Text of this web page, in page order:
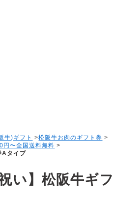
牛)ギフト >松阪牛お肉のギフト券 >
円〜全国送料無料 >
Aタイプ
い】松阪牛ギフ